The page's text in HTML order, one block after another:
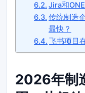
Jira和
传统制造
最快？
飞书项目
2026年制